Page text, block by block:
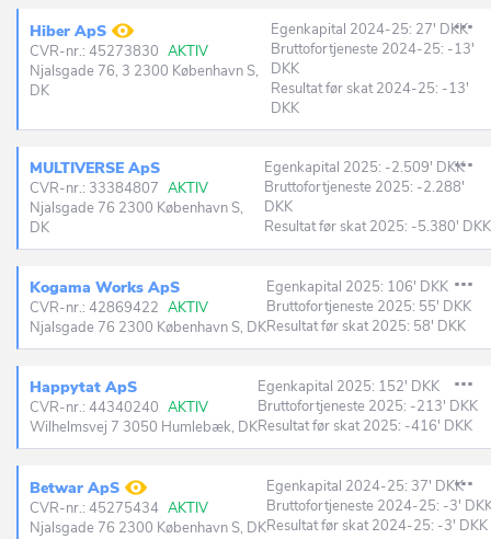
Hiber ApS
CVR-nr.: 45273830 AKTIV
Njalsgade 76, 3 2300 København S,
DK
Egenkapital 2024-25: 27' DKK
Bruttofortjeneste 2024-25: -13'
DKK
Resultat før skat 2024-25: -13'
DKK
MULTIVERSE ApS
CVR-nr.: 33384807 AKTIV
Njalsgade 76 2300 København S,
DK
Egenkapital 2025: -2.509' DKK
Bruttofortjeneste 2025: -2.288'
DKK
Resultat før skat 2025: -5.380' DKK
Kogama Works ApS
CVR-nr.: 42869422 AKTIV
Njalsgade 76 2300 København S, DK
Egenkapital 2025: 106' DKK
Bruttofortjeneste 2025: 55' DKK
Resultat før skat 2025: 58' DKK
Happytat ApS
CVR-nr.: 44340240 AKTIV
Wilhelmsvej 7 3050 Humlebæk, DK
Egenkapital 2025: 152' DKK
Bruttofortjeneste 2025: -213' DKK
Resultat før skat 2025: -416' DKK
Betwar ApS
CVR-nr.: 45275434 AKTIV
Njalsgade 76 2300 København S, DK
Egenkapital 2024-25: 37' DKK
Bruttofortjeneste 2024-25: -3'
Resultat før skat 2024-25: -3' DKK